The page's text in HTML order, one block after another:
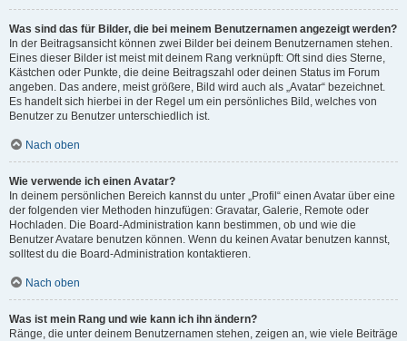
Was sind das für Bilder, die bei meinem Benutzernamen angezeigt werden?
In der Beitragsansicht können zwei Bilder bei deinem Benutzernamen stehen.
Eines dieser Bilder ist meist mit deinem Rang verknüpft: Oft sind dies Sterne,
Kästchen oder Punkte, die deine Beitragszahl oder deinen Status im Forum
angeben. Das andere, meist größere, Bild wird auch als „Avatar“ bezeichnet.
Es handelt sich hierbei in der Regel um ein persönliches Bild, welches von
Benutzer zu Benutzer unterschiedlich ist.
Nach oben
Wie verwende ich einen Avatar?
In deinem persönlichen Bereich kannst du unter „Profil“ einen Avatar über eine
der folgenden vier Methoden hinzufügen: Gravatar, Galerie, Remote oder
Hochladen. Die Board-Administration kann bestimmen, ob und wie die
Benutzer Avatare benutzen können. Wenn du keinen Avatar benutzen kannst,
solltest du die Board-Administration kontaktieren.
Nach oben
Was ist mein Rang und wie kann ich ihn ändern?
Ränge, die unter deinem Benutzernamen stehen, zeigen an, wie viele Beiträge